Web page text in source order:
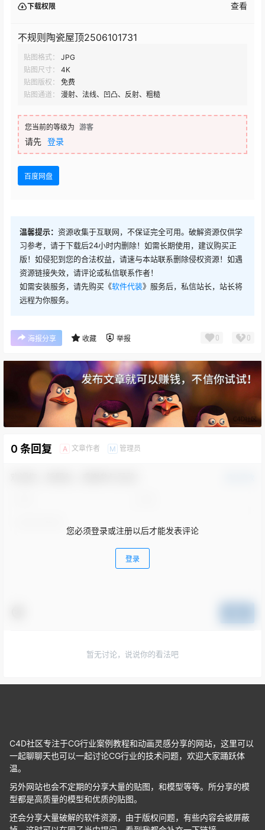
下载权限 查看
不规则陶瓷屋顶2506101731
贴图格式：
JPG
贴图尺寸：
4K
贴图版权：
免费
贴图通道：
漫射、法线、凹凸、反射、粗糙
您当前的等级为 游客
请先 登录
百度网盘
温馨提示： 资源收集于互联网，不保证完全可用。破解资源仅供学
习参考，请于下载后24小时内删除！如需长期使用，建议购买正
版！如侵犯到您的合法权益，请速与本站联系删除侵权资源！如遇
资源链接失效，请评论或私信联系作者！
如需安装服务，请先购买《软件代装》服务后，私信站长，站长将
远程为你服务。
海报分享 收藏 举报 0 0
0 条回复 A 文章作者 M 管理员
您必须登录或注册以后才能发表评论
登录
暂无讨论，说说你的看法吧
C4D社区专注于CG行业案例教程和动画灵感分享的网站，这里可以
一起聊聊天也可以一起讨论CG行业的技术问题，欢迎大家踊跃体
温。
另外网站也会不定期的分享大量的贴图，和模型等等。所分享的模
型都是高质量的模型和优质的贴图。
还会分享大量破解的软件资源，由于版权问题，有些内容会被屏蔽